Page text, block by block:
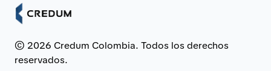
© 2026 Credum Colombia. Todos los derechos
reservados.